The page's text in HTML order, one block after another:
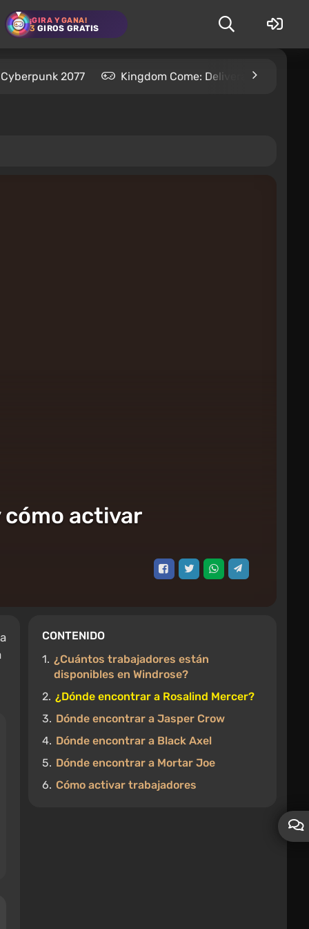
¡GIRA Y GANA!
3 GIROS GRATIS
Cyberpunk 2077 Kingdom Come: Deliverance 2
cómo activar
CONTENIDO
1. ¿Cuántos trabajadores están
disponibles en Windrose?
2. ¿Dónde encontrar a Rosalind Mercer?
3. Dónde encontrar a Jasper Crow
4. Dónde encontrar a Black Axel
5. Dónde encontrar a Mortar Joe
6. Cómo activar trabajadores